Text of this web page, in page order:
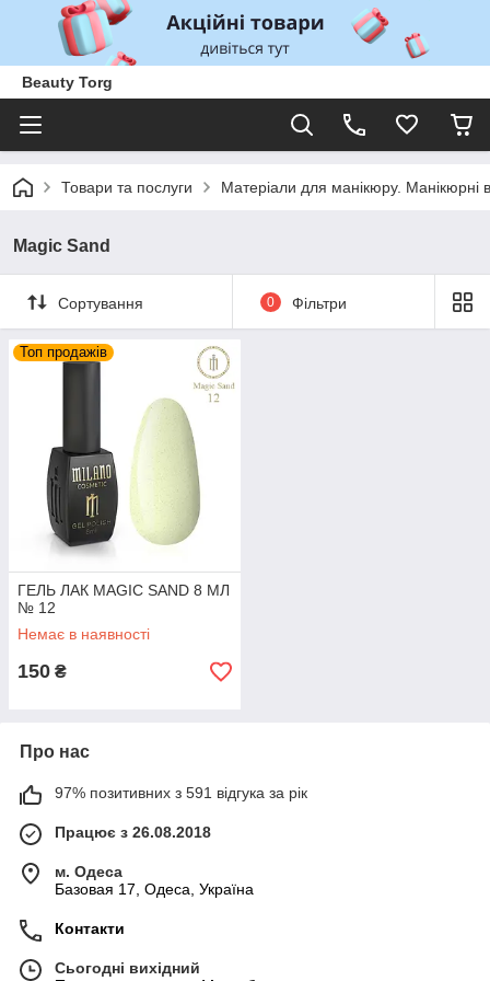
Beauty Torg
Товари та послуги Матеріали для манікюру. Манікюрні
Magic Sand
Сортування 0 Фільтри
Топ продажів
ГЕЛЬ ЛАК MAGIC SAND 8 МЛ
№ 12
Немає в наявності
150 ₴
Про нас
97% позитивних з 591 відгука за рік
Працює з 26.08.2018
м. Одеса
Базовая 17, Одеса, Україна
Контакти
Сьогодні вихідний